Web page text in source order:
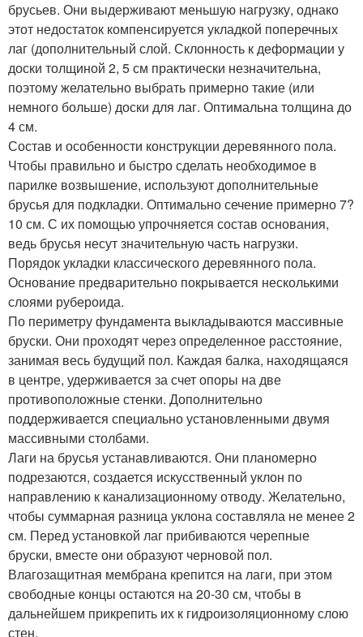
брусьев. Они выдерживают меньшую нагрузку, однако
этот недостаток компенсируется укладкой поперечных
лаг (дополнительный слой. Склонность к деформации у
доски толщиной 2, 5 см практически незначительна,
поэтому желательно выбрать примерно такие (или
немного больше) доски для лаг. Оптимальна толщина до
4 см.
Состав и особенности конструкции деревянного пола.
Чтобы правильно и быстро сделать необходимое в
парилке возвышение, используют дополнительные
брусья для подкладки. Оптимально сечение примерно 7?
10 см. С их помощью упрочняется состав основания,
ведь брусья несут значительную часть нагрузки.
Порядок укладки классического деревянного пола.
Основание предварительно покрывается несколькими
слоями рубероида.
По периметру фундамента выкладываются массивные
бруски. Они проходят через определенное расстояние,
занимая весь будущий пол. Каждая балка, находящаяся
в центре, удерживается за счет опоры на две
противоположные стенки. Дополнительно
поддерживается специально установленными двумя
массивными столбами.
Лаги на брусья устанавливаются. Они планомерно
подрезаются, создается искусственный уклон по
направлению к канализационному отводу. Желательно,
чтобы суммарная разница уклона составляла не менее 2
см. Перед установкой лаг прибиваются черепные
бруски, вместе они образуют черновой пол.
Влагозащитная мембрана крепится на лаги, при этом
свободные концы остаются на 20-30 см, чтобы в
дальнейшем прикрепить их к гидроизоляционному слою
стен.